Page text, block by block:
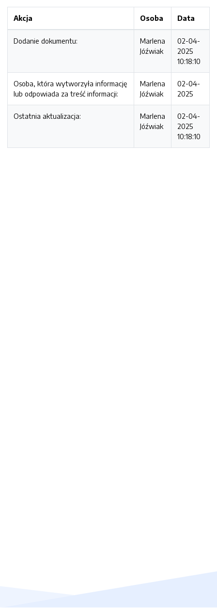
Akcja Osoba Data
Dodanie dokumentu:
Marlena
Jóźwiak
02-04-
2025
10:18:10
Osoba, która wytworzyła informację
lub odpowiada za treść informacji:
Marlena
Jóźwiak
02-04-
2025
Ostatnia aktualizacja:
Marlena
Jóźwiak
02-04-
2025
10:18:10